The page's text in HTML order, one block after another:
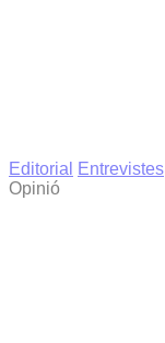
Editorial
Entrevistes
Opinió